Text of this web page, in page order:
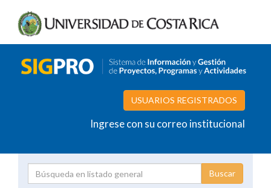
USUARIOS REGISTRADOS
Ingrese con su correo institucional